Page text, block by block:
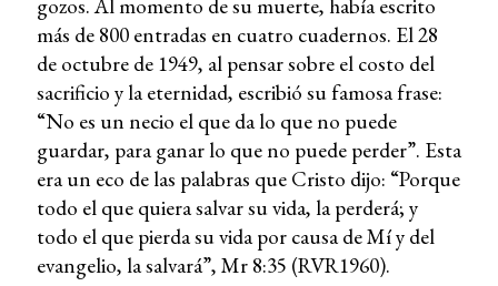
gozos. Al momento de su muerte, había escrito
más de 800 entradas en cuatro cuadernos. El 28
de octubre de 1949, al pensar sobre el costo del
sacrificio y la eternidad, escribió su famosa frase:
“No es un necio el que da lo que no puede
guardar, para ganar lo que no puede perder”. Esta
era un eco de las palabras que Cristo dijo: “Porque
todo el que quiera salvar su vida, la perderá; y
todo el que pierda su vida por causa de Mí y del
evangelio, la salvará”, Mr 8:35 (RVR1960).